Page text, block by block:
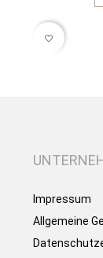
favorite_border
Impressum
Allgemeine